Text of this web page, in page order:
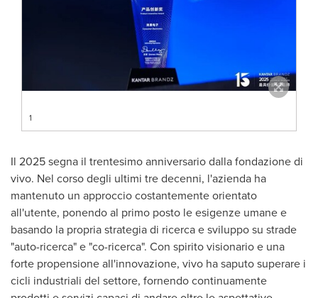
1
Il 2025 segna il trentesimo anniversario dalla fondazione di
vivo. Nel corso degli ultimi tre decenni, l'azienda ha
mantenuto un approccio costantemente orientato
all'utente, ponendo al primo posto le esigenze umane e
basando la propria strategia di ricerca e sviluppo su strade
"auto-ricerca" e "co-ricerca". Con spirito visionario e una
forte propensione all'innovazione, vivo ha saputo superare i
cicli industriali del settore, fornendo continuamente